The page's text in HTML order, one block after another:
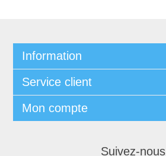
Information
Service client
Mon compte
Suivez-nous